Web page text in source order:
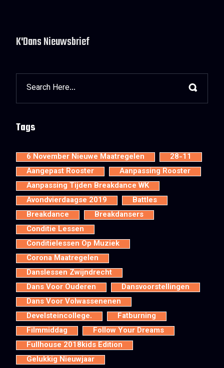
K'Dans Nieuwsbrief
Tags
6 November Nieuwe Maatregelen
28-11
Aangepast Rooster
Aanpassing Rooster
Aanpassing Tijden Breakdance WK
Avondvierdaagse 2019
Battles
Breakdance
Breakdansers
Conditie Lessen
Conditielessen Op Muziek
Corona Maatregelen
Danslessen Zwijndrecht
Dans Voor Ouderen
Dansvoorstellingen
Dans Voor Volwassenenen
Develsteincollege.
Fatburning
Filmmiddag
Follow Your Dreams
Fullhouse 2018kids Edition
Gelukkig Nieuwjaar